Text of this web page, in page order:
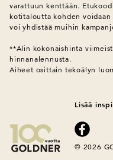
varattuun kenttään.
kotitaloutta kohden
voi yhdistää muihin
**Alin kokonaishinta
hinnanalennusta.
Aiheet osittain tekoälyn
Lisää
© 2026